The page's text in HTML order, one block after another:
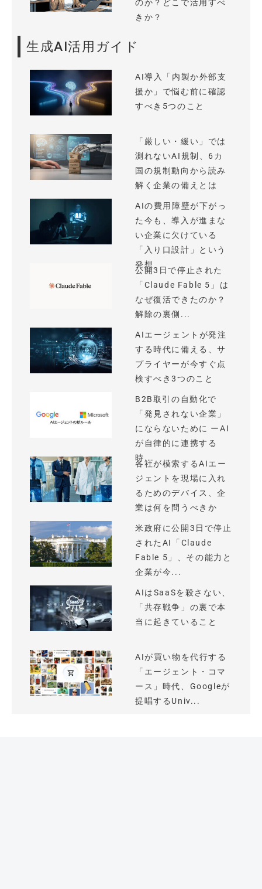
のか？どこで活用すべ
きか？
生成AI活用ガイド
AI導入「内製か外部支
援か」で悩む前に確認
すべき5つのこと
「厳しい・緩い」では
測れないAI規制、6カ
国の規制動向から読み
解く企業の備えとは
AIの費用障壁が下がっ
た今も、導入が進まな
い企業に欠けている
「入り口設計」という
発想
公開3日で停止された
「Claude Fable 5」は
なぜ復活できたのか？
解除の裏側...
AIエージェントが発注
する時代に備える、サ
プライヤーが今すぐ点
検すべき3つのこと
B2B取引の自動化で
「発見されない企業」
にならないために ーAI
が自律的に連携する
時...
各社が模索するAIエー
ジェントを現場に入れ
るためのデバイス、企
業は何を問うべきか
米政府に公開3日で停止
されたAI「Claude
Fable 5」、その能力と
企業が今...
AIはSaaSを殺さない、
「共存戦争」の裏で本
当に起きていること
AIが買い物を代行する
「エージェント・コマ
ース」時代、Googleが
提唱するUniv...